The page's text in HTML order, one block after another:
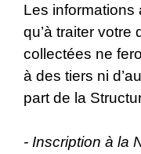
Les informations
qu’à traiter votre
collectées ne
à des tiers ni
part de la
- Inscription à la